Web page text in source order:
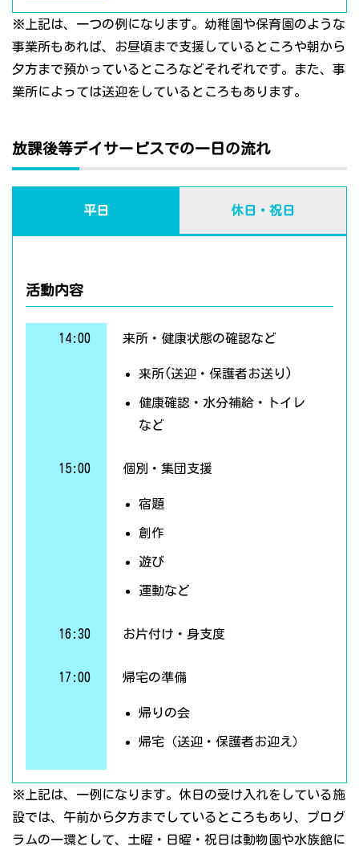
※上記は、一つの例になります。幼稚園や保育園のような
事業所もあれば、お昼頃まで支援しているところや朝から
夕方まで預かっているところなどそれぞれです。また、事
業所によっては送迎をしているところもあります。
放課後等デイサービスでの一日の流れ
平日 休日・祝日
活動内容
14:00 来所・健康状態の確認など
来所(送迎・保護者お送り)
健康確認・水分補給・トイレ
など
15:00 個別・集団支援
宿題
創作
遊び
運動など
16:30 お片付け・身支度
17:00 帰宅の準備
帰りの会
帰宅（送迎・保護者お迎え）
※上記は、一例になります。休日の受け入れをしている施
設では、午前から夕方までしているところもあり、プログ
ラムの一環として、土曜・日曜・祝日は動物園や水族館に